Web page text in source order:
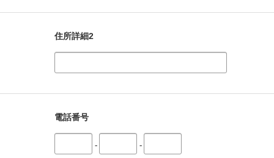
住所詳細2
電話番号
- -